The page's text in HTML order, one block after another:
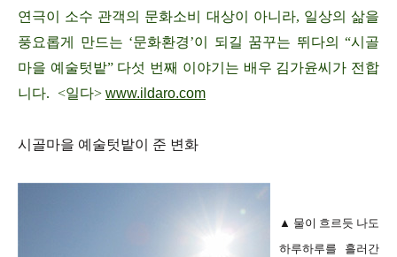
연극이 소수 관객의 문화소비 대상이 아니라, 일상의 삶을
풍요롭게 만드는 ‘문화환경’이 되길 꿈꾸는 뛰다의 “시골
마을 예술텃밭” 다섯 번째 이야기는 배우 김가윤씨가 전합
니다. <일다> www.ildaro.com
시골마을 예술텃밭이 준 변화
▲ 물이 흐르듯 나도
하루하루를 흘러간